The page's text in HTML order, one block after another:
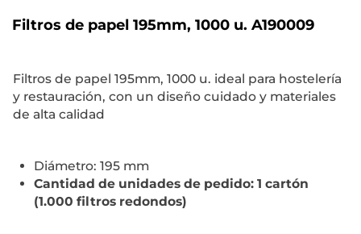
Filtros de papel 195mm, 1000 u. A190009
Filtros de papel 195mm, 1000 u. ideal para hostelería
y restauración, con un diseño cuidado y materiales
de alta calidad
Diámetro: 195 mm
Cantidad de unidades de pedido: 1 cartón
(1.000 filtros redondos)